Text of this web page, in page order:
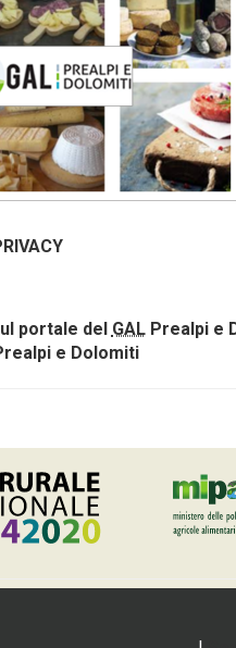
portale del GALPrealpi e
e Dolomiti